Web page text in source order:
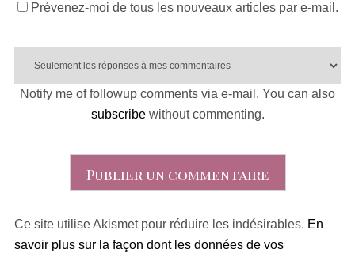
Prévenez-moi de tous les nouveaux articles par e-mail.
Notify me of followup comments via e-mail. You can also
subscribewithout commenting.
Ce site utilise Akismet pour réduire les indésirables. En
savoir plus sur la façon dont les données de vos